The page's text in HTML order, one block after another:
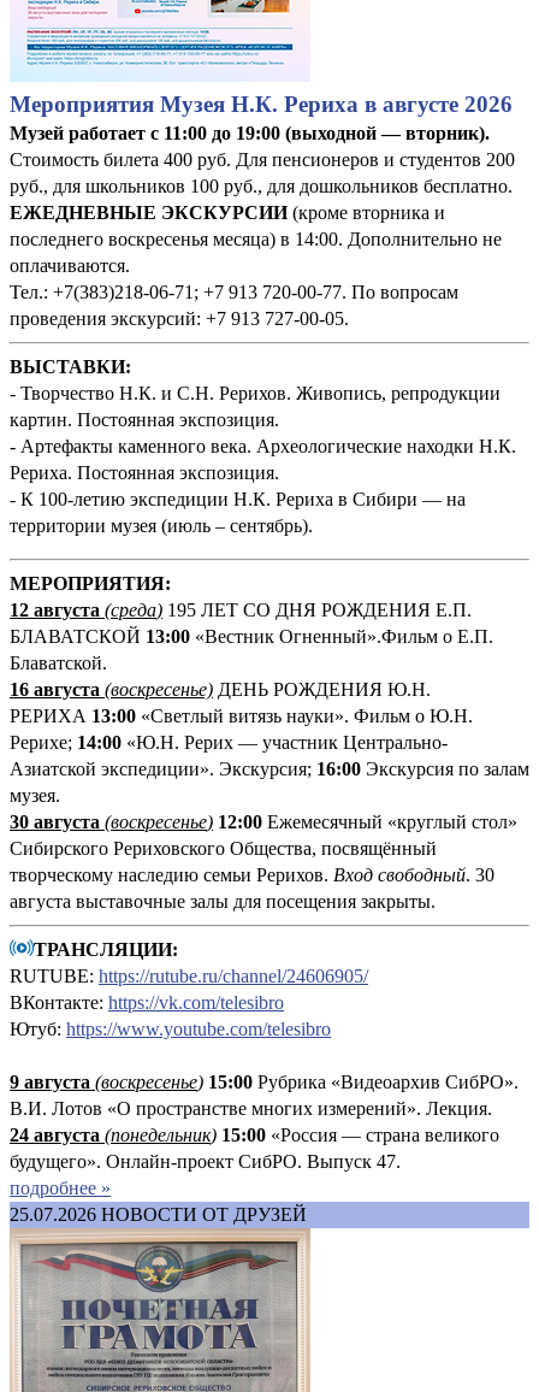
Мероприятия Музея Н.К. Рериха в августе 2026
Музей работает с 11:00 до 19:00 (выходной — вторник).
Стоимость билета 400 руб. Для пенсионеров и студентов 200
руб., для школьников 100 руб., для дошкольников бесплатно.
ЕЖЕДНЕВНЫЕ ЭКСКУРСИИ(кроме вторника и
последнего воскресенья месяца) в 14:00. Дополнительно не
оплачиваются.
Тел.: +7(383)218-06-71; +7 913 720-00-77. По вопросам
проведения экскурсий: +7 913 727-00-05.
ВЫСТАВКИ:
- Творчество Н.К. и С.Н. Рерихов. Живопись, репродукции
картин. Постоянная экспозиция.
- Артефакты каменного века. Археологические находки Н.К.
Рериха. Постоянная экспозиция.
- К 100-летию экспедиции Н.К. Рериха в Сибири — на
территории музея (июль – сентябрь).
МЕРОПРИЯТИЯ:
12 августа (среда) 195 ЛЕТ СО ДНЯ РОЖДЕНИЯ Е.П.
БЛАВАТСКОЙ 13:00 «Вестник Огненный».Фильм о Е.П.
Блаватской.
16 августа (воскресенье) ДЕНЬ РОЖДЕНИЯ Ю.Н.
РЕРИХА 13:00 «Светлый витязь науки». Фильм о Ю.Н.
Рерихе; 14:00 «Ю.Н. Рерих — участник Центрально-
Азиатской экспедиции». Экскурсия; 16:00 Экскурсия по залам
музея.
30 августа (воскресенье) 12:00 Ежемесячный «круглый стол»
Сибирского Рериховского Общества, посвящённый
творческому наследию семьи Рерихов. Вход свободный. 30
августа выставочные залы для посещения закрыты.
ТРАНСЛЯЦИИ:
RUTUBE: https://rutube.ru/channel/24606905/
ВКонтакте: https://vk.com/telesibro
Ютуб: https://www.youtube.com/telesibro
9 августа (воскресенье) 15:00 Рубрика «Видеоархив СибРО».
В.И. Лотов «О пространстве многих измерений». Лекция.
24 августа (понедельник) 15:00 «Россия — страна великого
будущего». Онлайн-проект СибРО. Выпуск 47.
подробнее »
25.07.2026 НОВОСТИ ОТ ДРУЗЕЙ